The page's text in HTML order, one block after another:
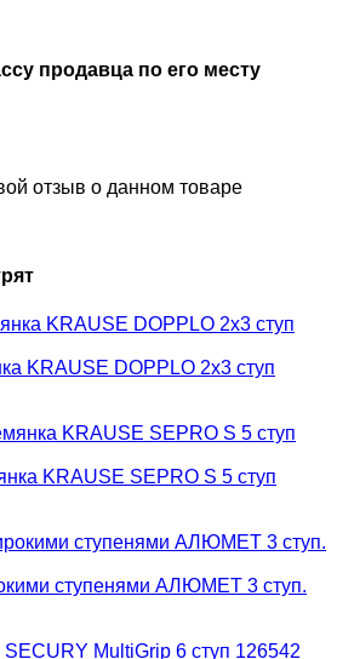
продавца по его месту
отзыв о данном товаре
KRAUSE DOPPLO 2х3 ступ
KRAUSE SEPRO S 5 ступ
ступенями АЛЮМЕТ 3 ступ.